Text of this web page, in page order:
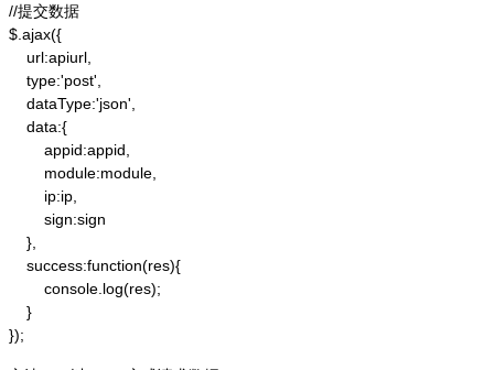
//提交数据
$.ajax({
    url:apiurl,
    type:'post',
    dataType:'json',
    data:{
        appid:appid,
        module:module,
        ip:ip,
        sign:sign
    },
    success:function(res){
        console.log(res);
    }
});